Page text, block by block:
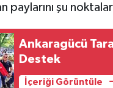
paylarını şu
Ankaragücü
Destek
İçeriği Görüntüle